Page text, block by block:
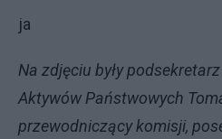
ja
Na zdjęciu były
Aktywów Państwowych
przewodniczący komisji,